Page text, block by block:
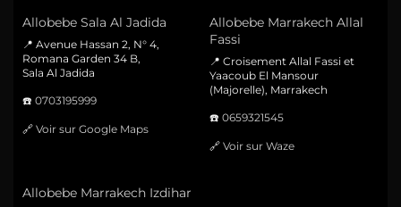
Allobebe Sala Al Jadida
📍 Avenue Hassan 2, N° 4,
Romana Garden 34 B,
Sala Al Jadida
☎️ 0703195999
🔗 Voir sur Google Maps
Allobebe Marrakech Allal
Fassi
📍 Croisement Allal Fassi et
Yaacoub El Mansour
(Majorelle), Marrakech
☎️ 0659321545
🔗 Voir sur Waze
Allobebe Marrakech Izdihar